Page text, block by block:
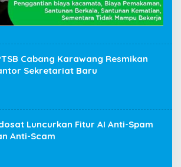
Cabang Karawang Resmikan
Sekretariat Baru
Luncurkan Fitur AI Anti-Spam
Anti-Scam